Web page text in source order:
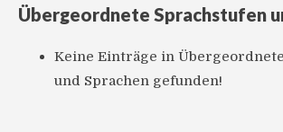
Übergeordnete Sprachstufen
Keine Einträge in
und Sprachen gefunden!